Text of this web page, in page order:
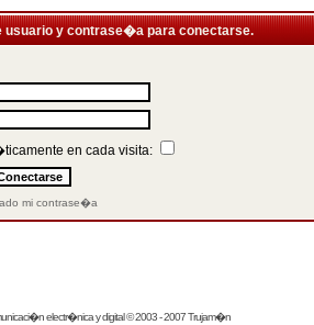
usuario y contrase�a para conectarse.
en cada visita:
mi contrase�a
electr�nica y digital © 2003 - 2007 Trujam�n